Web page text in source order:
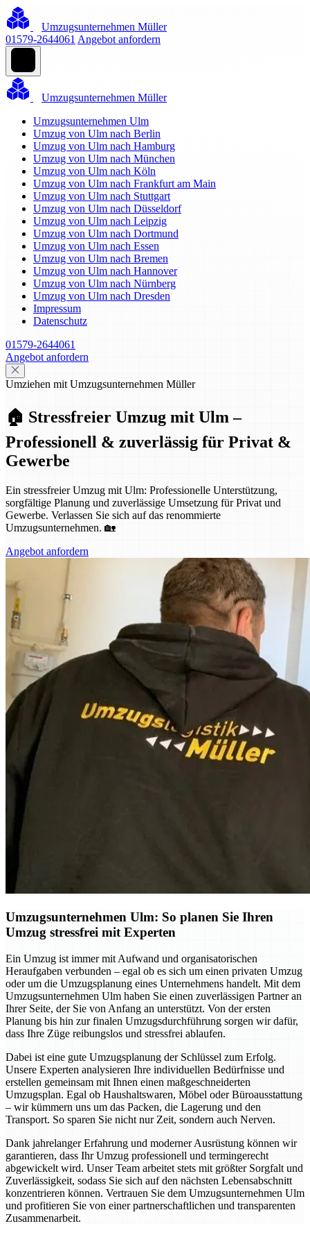
Umzugsunternehmen Müller
01579-2644061 Angebot anfordern
Umzugsunternehmen Müller
Umzugsunternehmen Ulm
Umzug von Ulm nach Berlin
Umzug von Ulm nach Hamburg
Umzug von Ulm nach München
Umzug von Ulm nach Köln
Umzug von Ulm nach Frankfurt am Main
Umzug von Ulm nach Stuttgart
Umzug von Ulm nach Düsseldorf
Umzug von Ulm nach Leipzig
Umzug von Ulm nach Dortmund
Umzug von Ulm nach Essen
Umzug von Ulm nach Bremen
Umzug von Ulm nach Hannover
Umzug von Ulm nach Nürnberg
Umzug von Ulm nach Dresden
Impressum
Datenschutz
01579-2644061
Angebot anfordern
Umziehen mit Umzugsunternehmen Müller
🏠 Stressfreier Umzug mit Ulm –
Professionell & zuverlässig für Privat &
Gewerbe
Ein stressfreier Umzug mit Ulm: Professionelle Unterstützung,
sorgfältige Planung und zuverlässige Umsetzung für Privat und
Gewerbe. Verlassen Sie sich auf das renommierte
Umzugsunternehmen. 🏡
Angebot anfordern
Umzugsunternehmen Ulm: So planen Sie Ihren
Umzug stressfrei mit Experten
Ein Umzug ist immer mit Aufwand und organisatorischen
Heraufgaben verbunden – egal ob es sich um einen privaten Umzug
oder um die Umzugsplanung eines Unternehmens handelt. Mit dem
Umzugsunternehmen Ulm haben Sie einen zuverlässigen Partner an
Ihrer Seite, der Sie von Anfang an unterstützt. Von der ersten
Planung bis hin zur finalen Umzugsdurchführung sorgen wir dafür,
dass Ihre Züge reibungslos und stressfrei ablaufen.
Dabei ist eine gute Umzugsplanung der Schlüssel zum Erfolg.
Unsere Experten analysieren Ihre individuellen Bedürfnisse und
erstellen gemeinsam mit Ihnen einen maßgeschneiderten
Umzugsplan. Egal ob Haushaltswaren, Möbel oder Büroausstattung
– wir kümmern uns um das Packen, die Lagerung und den
Transport. So sparen Sie nicht nur Zeit, sondern auch Nerven.
Dank jahrelanger Erfahrung und moderner Ausrüstung können wir
garantieren, dass Ihr Umzug professionell und termingerecht
abgewickelt wird. Unser Team arbeitet stets mit größter Sorgfalt und
Zuverlässigkeit, sodass Sie sich auf den nächsten Lebensabschnitt
konzentrieren können. Vertrauen Sie dem Umzugsunternehmen Ulm
und profitieren Sie von einer partnerschaftlichen und transparenten
Zusammenarbeit.